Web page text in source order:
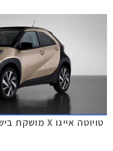
טויוטה אייגו X מושקת בישראל